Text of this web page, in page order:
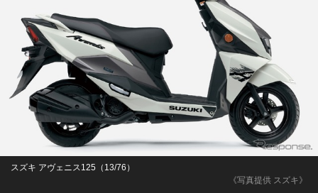
《写真提供 スズキ》
スズキ アヴェニス125（13/76）